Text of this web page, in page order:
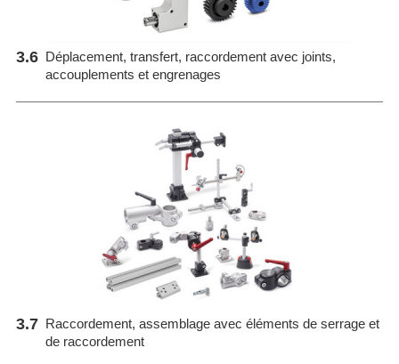
3.6 Déplacement, transfert, raccordement avec joints,
accouplements et engrenages
3.7 Raccordement, assemblage avec éléments de serrage et
de raccordement